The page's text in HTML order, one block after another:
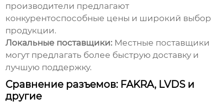
производители предлагают
конкурентоспособные цены и широкий выбор
продукции.
Локальные поставщики: Местные поставщики
могут предлагать более быструю доставку и
лучшую поддержку.
Сравнение разъемов: FAKRA, LVDS и
другие